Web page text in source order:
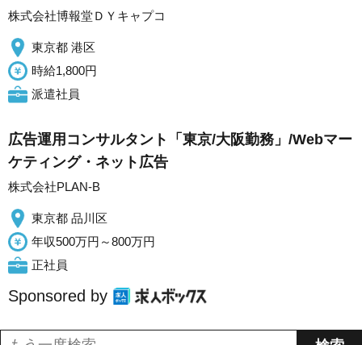
株式会社博報堂ＤＹキャプコ
東京都 港区
時給1,800円
派遣社員
広告運用コンサルタント「東京/大阪勤務」/Webマー
ケティング・ネット広告
株式会社PLAN-B
東京都 品川区
年収500万円～800万円
正社員
Sponsored by